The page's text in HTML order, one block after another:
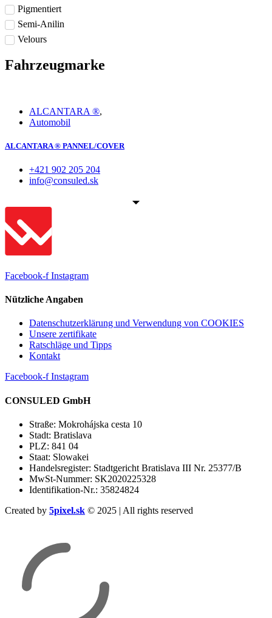
Pigmentiert
Semi-Anilin
Velours
Fahrzeugmarke
ALCANTARA ®,
Automobil
ALCANTARA ® PANNEL/COVER
+421 902 205 204
info@consuled.sk
Facebook-f Instagram
Nützliche Angaben
Datenschutzerklärung und Verwendung von COOKIES
Unsere zertifikate
Ratschläge und Tipps
Kontakt
Facebook-f Instagram
CONSULED GmbH
Straße: Mokrohájska cesta 10
Stadt: Bratislava
PLZ: 841 04
Staat: Slowakei
Handelsregister: Stadtgericht Bratislava III Nr. 25377/B
MwSt-Nummer: SK2020225328
Identifikation-Nr.: 35824824
Created by 5pixel.sk © 2025 | All rights reserved